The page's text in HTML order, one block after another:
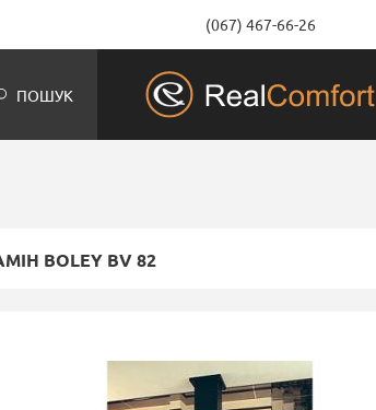
(067) 467-66-26
ПОШУК
BOLEY BV 82